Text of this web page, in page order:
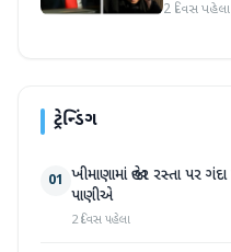
2 દિવસ પહેલા
ટ્રેન્ડિંગ
01 ખીમાણામાં જાહેર રસ્તા પર
પાણીએ
2 દિવસ પહેલા